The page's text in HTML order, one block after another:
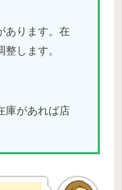
あります。在
します。
庫があれば店